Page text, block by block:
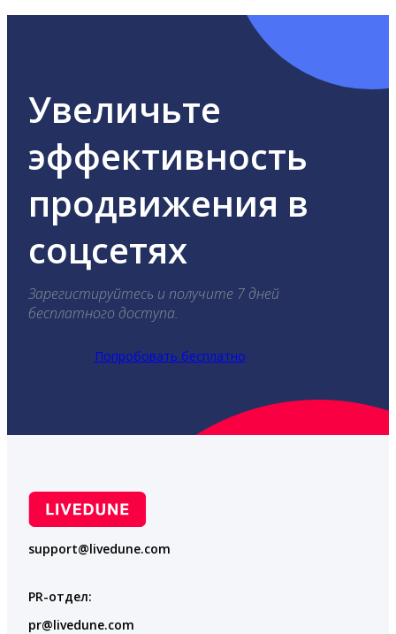
Увеличьте
эффективность
продвижения в
соцсетях
Зарегистируйтесь и получите 7 дней
бесплатного доступа.
Попробовать бесплатно
support@livedune.com
PR-отдел:
pr@livedune.com